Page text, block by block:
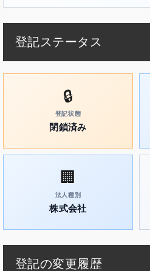
登記ステータス
🔒
登記状態
閉鎖済み
🏢
法人種別
株式会社
登記の変更履歴